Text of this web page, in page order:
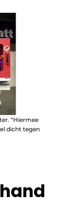
“Hiermee
dicht tegen